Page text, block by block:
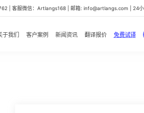
| 客服微信：Artlangs168 | 邮箱: info@artlangs.com | 24
于我们 客户案例 新闻资讯 翻译报价 免费试译